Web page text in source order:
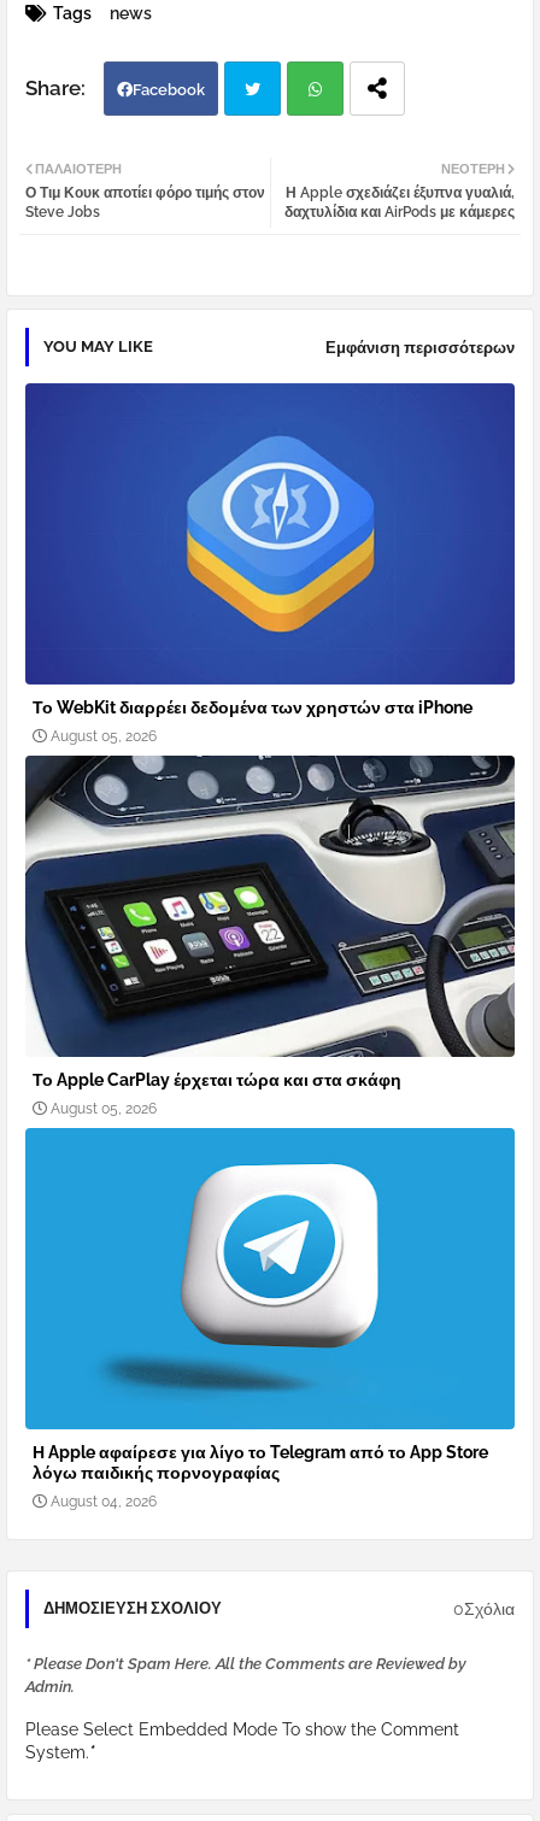
Tags news
Facebook
tter atsa
ΝΕΌΤΕΡΗ
Η Apple σχεδιάζει έξυπνα γυαλιά,
δαχτυλίδια και AirPods με κάμερες
ΠΑΛΑΙΌΤΕΡΗ
Ο Τιμ Κουκ αποτίει φόρο τιμής στον
Steve Jobs
YOU MAY LIKE Εμφάνιση περισσότερων
Το WebKit διαρρέει δεδομένα των χρηστών στα iPhone
August 05, 2026
Το Apple CarPlay έρχεται τώρα και στα σκάφη
August 05, 2026
Η Apple αφαίρεσε για λίγο το Telegram από το App Store
λόγω παιδικής πορνογραφίας
August 04, 2026
ΔΗΜΟΣΊΕΥΣΗ ΣΧΟΛΊΟΥ 0Σχόλια
* Please Don't Spam Here. All the Comments are Reviewed by
Admin.
Please Select Embedded Mode To show the Comment
System.*